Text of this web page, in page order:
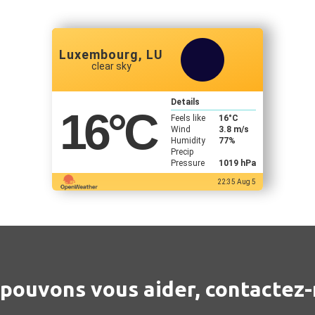
Luxembourg, LU
clear sky
16°C
Details
Feels like
16°C
Wind
3.8 m/s
Humidity
77%
Precip
Pressure
1019 hPa
22:35 Aug 5
vous aider,